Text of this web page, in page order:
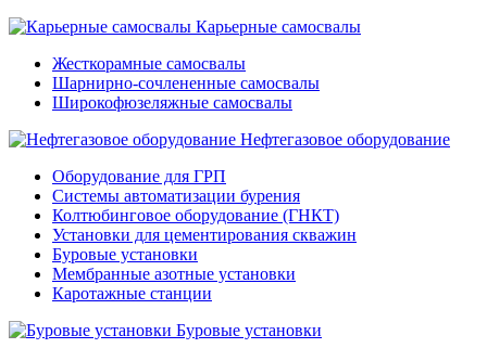
Карьерные самосвалы
Жесткорамные самосвалы
Шарнирно-сочлененные самосвалы
Широкофюзеляжные самосвалы
Нефтегазовое оборудование
Оборудование для ГРП
Системы автоматизации бурения
Колтюбинговое оборудование (ГНКТ)
Установки для цементирования скважин
Буровые установки
Мембранные азотные установки
Каротажные станции
Буровые установки